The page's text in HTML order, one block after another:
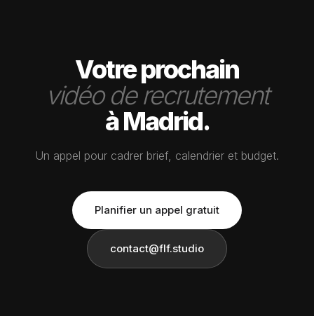
Votre prochain
vidéo de recrutement
à Madrid.
Un appel pour cadrer brief, calendrier et budget.
Planifier un appel gratuit
contact@flf.studio